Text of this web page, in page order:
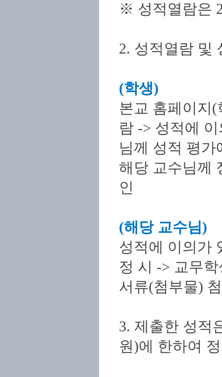
※ 성적열람은
2. 성적열람 및
(학생)
본교 홈페이지
람 -> 성적에
님께 성적 평
해당 교수님께
인
(해당 교수님)
성적에 이의가
정 시 -> 교무
서류(첨부물)
3. 제출한 성적
원)에 한하여